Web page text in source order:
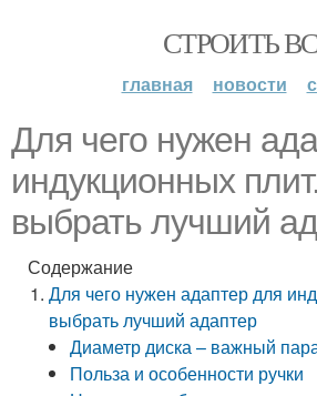
СТРОИТЬ
главная новости
Для чего нужен
индукционных
выбрать лучший
Содержание
Для чего нужен адаптер для
выбрать лучший адаптер
Диаметр диска – важный
Польза и особенности ручки